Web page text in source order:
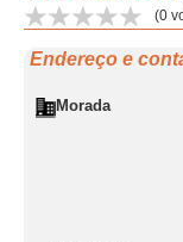
(0
Endereço e
Morada